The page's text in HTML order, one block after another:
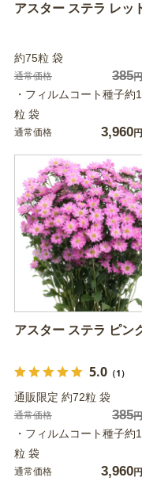
アスター ステラ レッ
約75粒 袋
通常価格 385
・フィルムコート種子約
粒 袋
通常価格 3,960円
アスター ステラ ピン
5.0（1）
通販限定 約72粒 袋
通常価格 385
・フィルムコート種子約
粒 袋
通常価格 3,960円